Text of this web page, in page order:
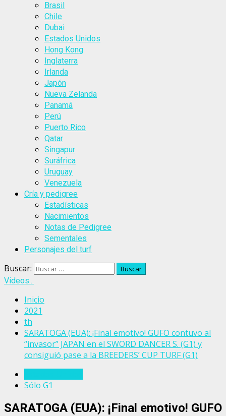
Brasil
Chile
Dubai
Estados Unidos
Hong Kong
Inglaterra
Irlanda
Japón
Nueva Zelanda
Panamá
Perú
Puerto Rico
Qatar
Singapur
Suráfrica
Uruguay
Venezuela
Cría y pedigree
Estadísticas
Nacimientos
Notas de Pedigree
Sementales
Personajes del turf
Buscar:
Videos...
Inicio
2021
th
SARATOGA (EUA): ¡Final emotivo! GUFO contuvo al
“invasor” JAPAN en el SWORD DANCER S. (G1) y
consiguió pase a la BREEDERS’ CUP TURF (G1)
Sólo G1
SARATOGA (EUA): ¡Final emotivo! GUFO